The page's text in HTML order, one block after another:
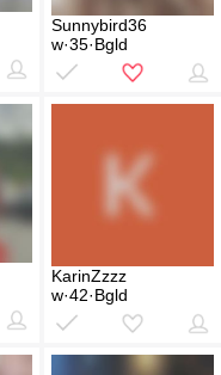
Sunnybird36
w·35·Bgld
KarinZzzz
w·42·Bgld